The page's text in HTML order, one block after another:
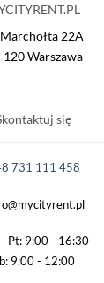
22A
Warszawa
się
731 111 458
- Pt: 9:00 - 16:30
9:00 - 12:00